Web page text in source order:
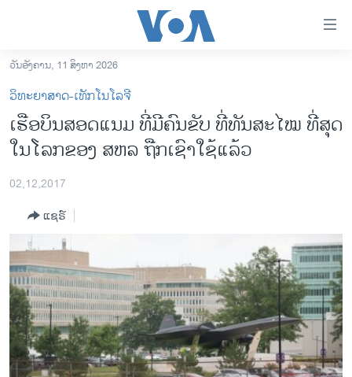
ເຂົ້າ
ຫາ
ຂ້າມ
ຂ້າມ
ຂ້າມ
ຫາ
ລາວ
ອາເມຣິກາ
ຂ່າວ​ຈີນ
ໂລກ
ເອເຊຍ
ອິດສະຫຼະພາບດ້ານການຂ່າວ
ຊີວິດຊາວລາວ
ຊຸມຊົນຊາວລາວ
ວິທະຍາສາດ-ເທັກໂນໂລຈີ
ວັນອັງຄານ, 11 ສິງຫາ 2026
ວິທະຍາສາດ-ເທັກໂນໂລຈີ
ເຮືອບິນສອດແນມ ທີ່ມີຄົນຂັບ ທີ່ທັນສະໄໝ ທີ່ສຸດ
ໃນໂລກຂອງ ສຫລ ຖືກເຊົາໃຊ້ແລ້ວ
02,12,2017
ແຊຣ໌